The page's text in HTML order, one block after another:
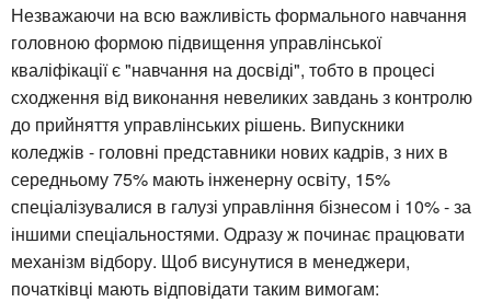
Незважаючи на всю важливість формального навчання
головною формою підвищення управлінської
кваліфікації є "навчання на досвіді", тобто в процесі
сходження від виконання невеликих завдань з контролю
до прийняття управлінських рішень. Випускники
коледжів - головні представники нових кадрів, з них в
середньому 75% мають інженерну освіту, 15%
спеціалізувалися в галузі управління бізнесом і 10% - за
іншими спеціальностями. Одразу ж починає працювати
механізм відбору. Щоб висунутися в менеджери,
початківці мають відповідати таким вимогам: